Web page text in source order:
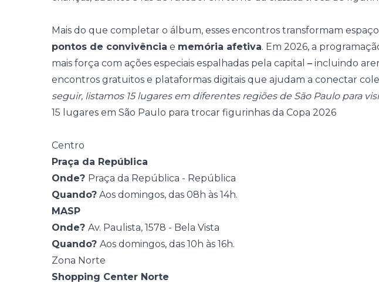
Mais do que completar o álbum, esses encontros transformam
pontos de convivência e memória afetiva. Em 2026, a
mais força com ações especiais espalhadas pela capital – incluindo
encontros gratuitos e plataformas digitais que ajudam a conectar
seguir, listamos 15 lugares em diferentes regiões de São Paulo para
15 lugares em São Paulo para trocar figurinhas da Copa 2026
Centro
Praça da República
Onde? Praça da República - República
Quando? Aos domingos, das 08h às 14h.
MASP
Onde? Av. Paulista, 1578 - Bela Vista
Quando? Aos domingos, das 10h às 16h.
Zona Norte
Shopping Center Norte